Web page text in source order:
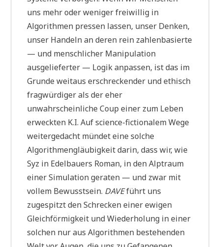
uns mehr oder weniger freiwillig in
Algorithmen pressen lassen, unser Denken,
unser Handeln an deren rein zahlenbasierte
— und menschlicher Manipulation
ausgelieferter — Logik anpassen, ist das im
Grunde weitaus erschreckender und ethisch
fragwürdiger als der eher
unwahrscheinliche Coup einer zum Leben
erweckten K.I. Auf science-fictionalem Wege
weitergedacht mündet eine solche
Algorithmengläubigkeit darin, dass wir, wie
Syz in Edelbauers Roman, in den Alptraum
einer Simulation geraten — und zwar mit
vollem Bewusstsein. DAVEführt uns
zugespitzt den Schrecken einer ewigen
Gleichförmigkeit und Wiederholung in einer
solchen nur aus Algorithmen bestehenden